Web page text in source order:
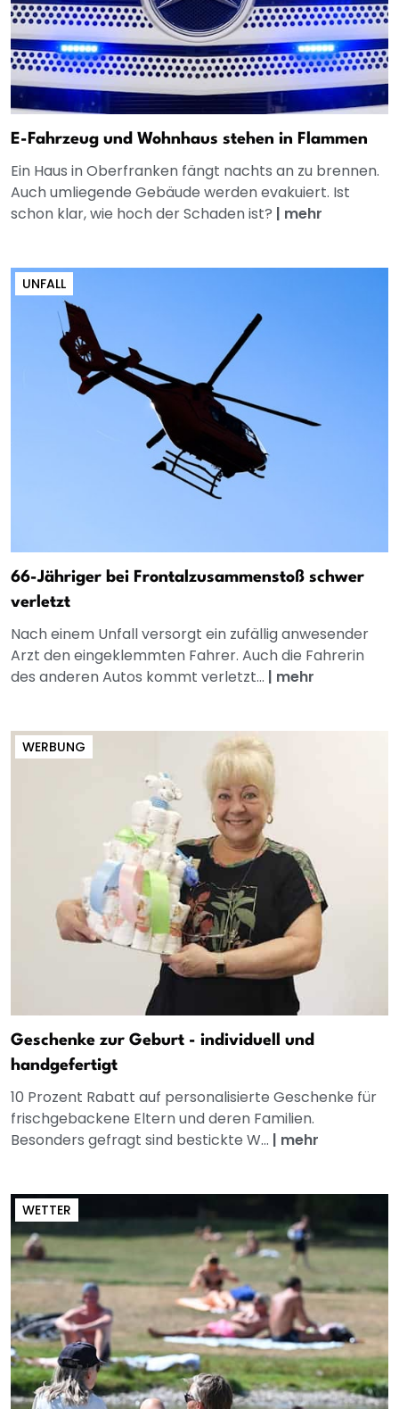
E-Fahrzeug und Wohnhaus stehen in Flammen
Ein Haus in Oberfranken fängt nachts an zu brennen.
Auch umliegende Gebäude werden evakuiert. Ist
schon klar, wie hoch der Schaden ist? | mehr
UNFALL
66-Jähriger bei Frontalzusammenstoß schwer
verletzt
Nach einem Unfall versorgt ein zufällig anwesender
Arzt den eingeklemmten Fahrer. Auch die Fahrerin
des anderen Autos kommt verletzt... | mehr
WERBUNG
Geschenke zur Geburt - individuell und
handgefertigt
10 Prozent Rabatt auf personalisierte Geschenke für
frischgebackene Eltern und deren Familien.
Besonders gefragt sind bestickte W... | mehr
WETTER